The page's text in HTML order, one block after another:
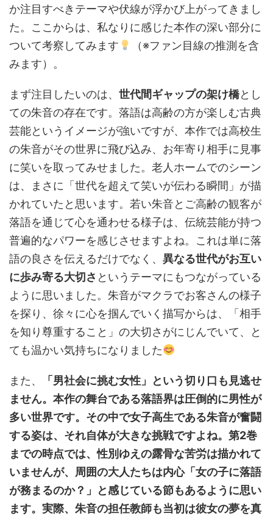
か注目すべきテーマや伏線が浮かび上がってきまし
た。ここからは、私なりに感じた本作の深い部分に
ついて考察してみます
（※ファン目線の推測を含
みます）。
まず注目したいのは、 世代間ギャップの架け橋とし
ての朱音の存在です。落語は高齢の方が楽しむ古典
芸能というイメージが強いですが、本作では高校生
の朱音がその世界に飛び込み、お年寄り相手に見事
に笑いを取ってみせました。老人ホームでのシーン
は、まさに「世代を超えて笑いが伝わる瞬間」が描
かれていたと思います。若い朱音とご高齢の観客が
落語を通じて心を通わせる様子は、伝統芸能が持つ
普遍的なパワーを感じさせますよね。これは単に落
語の良さを伝えるだけでなく、 異なる世代がお互い
に歩み寄る大切さ というテーマにもつながっている
ように思いました。朱音がマクラでお客さんの様子
を探り、徐々に心を掴んでいく描写からは、「相手
を知り尊重すること」の大切さがにじんでいて、と
ても温かい気持ちになりました
また、
「男社会に挑む女性」という切り口も見逃せ
ません。本作の舞台である落語界は圧倒的に男性が
多い世界です。その中で女子高生である朱音が奮闘
する姿は、それ自体が大きな挑戦ですよね。第2巻
までの時点では、性別ゆえの露骨な苦労は描かれて
いませんが、周囲の大人たちは内心「女の子に落語
が務まるのか？」と感じている節もあるように思い
ます。実際、朱音の担任教師も当初は彼女の夢を真